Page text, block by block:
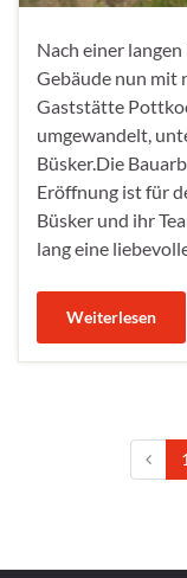
Nach einer
Gebäude nun mit
Gaststätte
umgewandelt,
Büsker.Die
Eröffnung ist für
Büsker und ihr
lang eine
Weiterlesen
1